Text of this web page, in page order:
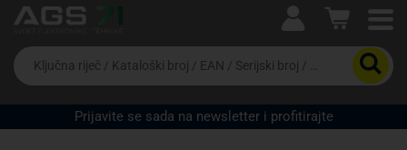
Ova postavka prilagođava asortiman proizvoda i
cijene vašim potrebama.
Da
biste
potražili
proizvod,
unesite
Prijavite se sada na newsletter i profitirajte